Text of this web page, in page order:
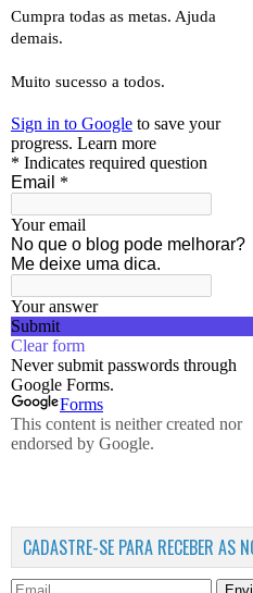
CADASTRE-SE PARA RECEBER AS